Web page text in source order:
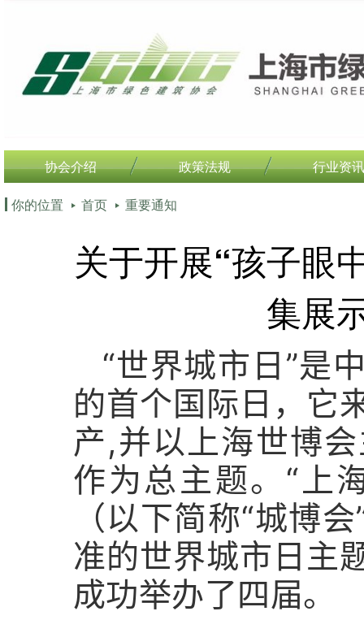
协会介绍 政策法规 行业资
你的位置 首页 重要通知
关于开展“孩子眼
集展
“世界城市日”是
的首个国际日，它
产,并以上海世博
作为总主题。“上
（以下简称“城博
准的世界城市日主
成功举办了四届。